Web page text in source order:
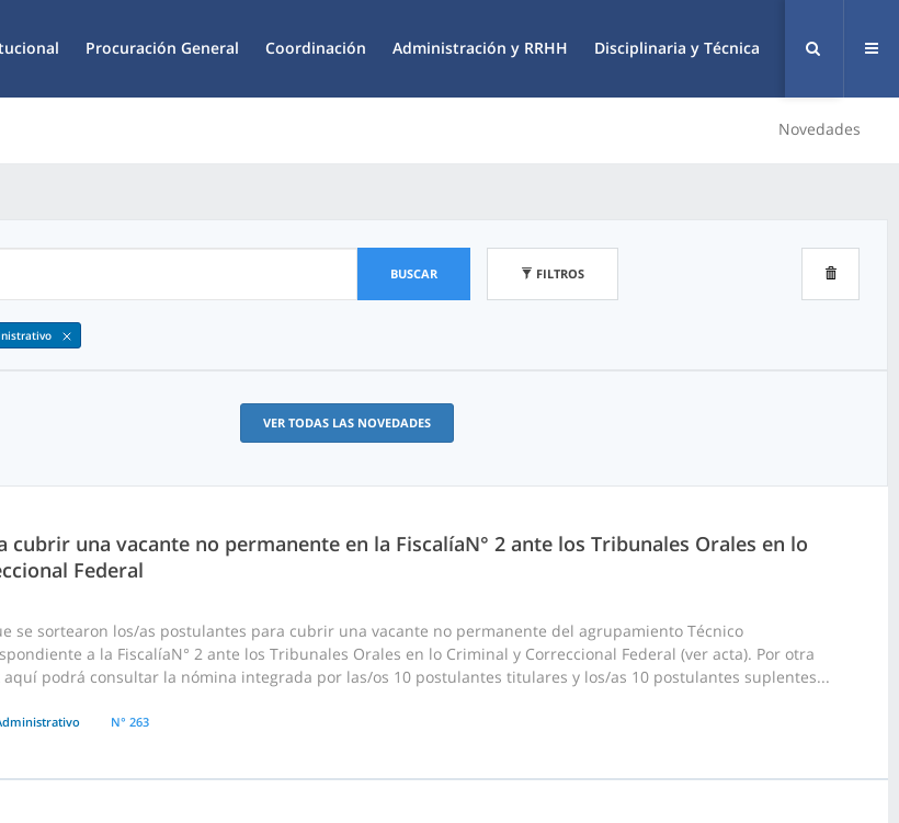
Procuración General Coordinación Administración y RRHH Disciplinaria y Técnica
Novedades
BUSCAR FILTROS
VER TODAS LAS NOVEDADES
cubrir una vacante no permanente en la FiscalíaN° 2 ante los Tribunales Orales en lo
Federal
se sortearon los/as postulantes para cubrir una vacante no permanente del agrupamiento Técnico
a la FiscalíaN° 2 ante los Tribunales Orales en lo Criminal y Correccional Federal (ver acta). Por otra
podrá consultar la nómina integrada por las/os 10 postulantes titulares y los/as 10 postulantes suplentes...
N° 263